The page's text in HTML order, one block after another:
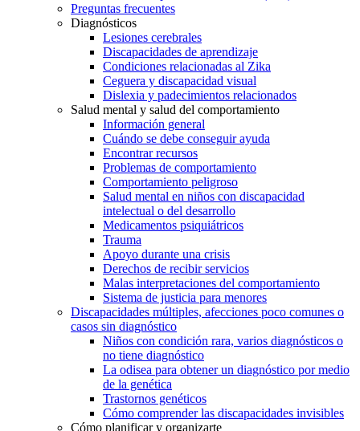
Preguntas frecuentes
Diagnósticos
Lesiones cerebrales
Discapacidades de aprendizaje
Condiciones relacionadas al Zika
Ceguera y discapacidad visual
Dislexia y padecimientos relacionados
Salud mental y salud del comportamiento
Información general
Cuándo se debe conseguir ayuda
Encontrar recursos
Problemas de comportamiento
Comportamiento peligroso
Salud mental en niños con discapacidad
intelectual o del desarrollo
Medicamentos psiquiátricos
Trauma
Apoyo durante una crisis
Derechos de recibir servicios
Malas interpretaciones del comportamiento
Sistema de justicia para menores
Discapacidades múltiples, afecciones poco comunes o
casos sin diagnóstico
Niños con condición rara, varios diagnósticos o
no tiene diagnóstico
La odisea para obtener un diagnóstico por medio
de la genética
Trastornos genéticos
Cómo comprender las discapacidades invisibles
Cómo planificar y organizarte